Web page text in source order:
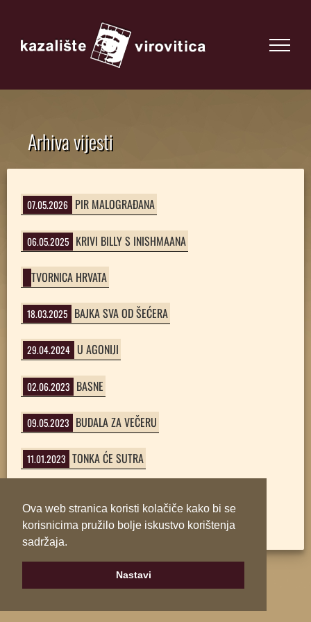
Ova web stranica koristi kolačiče kako bi se
korisnicima pružilo bolje iskustvo korištenja
sadržaja.
Nastavi
Arhiva vijesti
07.05.2026 PIR MALOGRAĐANA
06.05.2025 KRIVI BILLY S INISHMAANA
TVORNICA HRVATA
18.03.2025 BAJKA SVA OD ŠEĆERA
29.04.2024 U AGONIJI
02.06.2023 BASNE
09.05.2023 BUDALA ZA VEČERU
11.01.2023 TONKA ĆE SUTRA